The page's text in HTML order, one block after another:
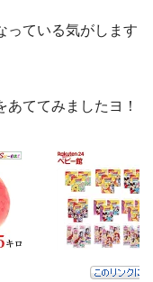
っている気がします
ててみましたヨ！